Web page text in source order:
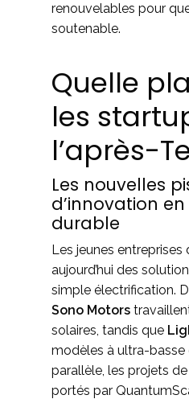
renouvelables pour
soutenable.
Quelle
les
l’après-
Les nouvelles
d’innovation
durable
Les jeunes
aujourd’hui des
simple électrification.
Sono Motors
solaires, tandis que
modèles à ultra-
parallèle, les projets de
portés par